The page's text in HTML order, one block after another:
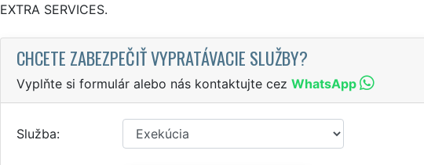
EXTRA SERVICES.
CHCETE ZABEZPEČIŤ VYPRATÁVACIE SLUŽBY?
Vyplňte si formulár alebo nás kontaktujte cez WhatsApp
Služba